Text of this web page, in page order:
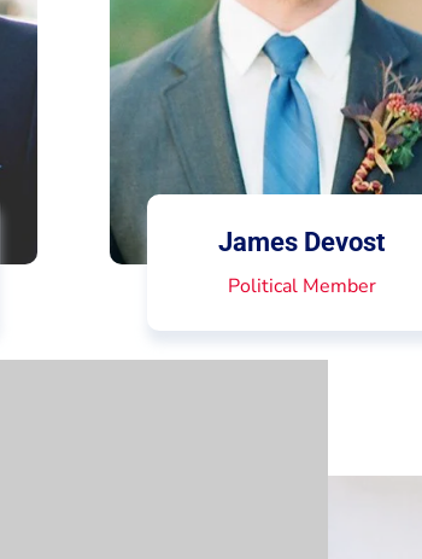
James Devost
Political Member